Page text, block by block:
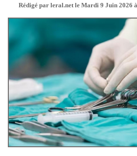
Rédigé par leral.net le Mardi 9 Juin 2026